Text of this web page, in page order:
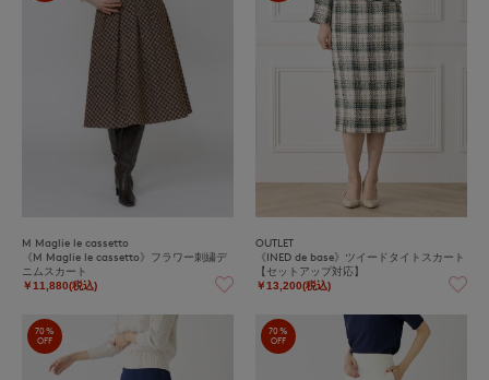
M Maglie le cassetto
《M Maglie le cassetto》フラワー刺繍デ
ニムスカート
￥11,880(税込)
OUTLET
《INED de base》ツイードタイトスカート
【セットアップ対応】
￥13,200(税込)
70%
OFF
70%
OFF